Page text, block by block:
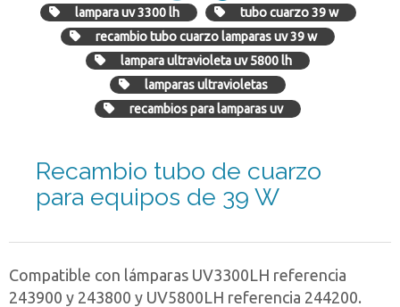
lampara uv 3300 lh
tubo cuarzo 39 w
recambio tubo cuarzo lamparas uv 39 w
lampara ultravioleta uv 5800 lh
lamparas ultravioletas
recambios para lamparas uv
Recambio tubo de cuarzo
para equipos de 39 W
Compatible con lámparas UV3300LH referencia
243900 y 243800 y UV5800LH referencia 244200.